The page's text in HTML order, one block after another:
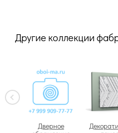
Другие коллекции
Дверное